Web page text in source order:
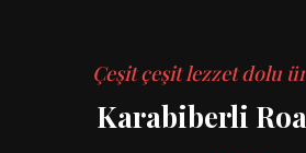
Çeşit çeşit lezzet dolu
Karabiberli